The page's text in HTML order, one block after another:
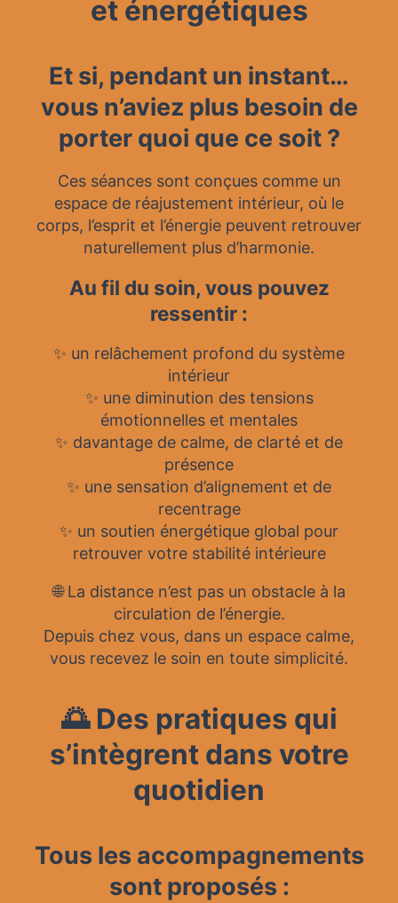
et énergétiques
Et si, pendant un instant…
vous n’aviez plus besoin de
porter quoi que ce soit ?
Ces séances sont conçues comme un
espace de réajustement intérieur, où le
corps, l’esprit et l’énergie peuvent retrouver
naturellement plus d’harmonie.
Au fil du soin, vous pouvez
ressentir :
✨ un relâchement profond du système
intérieur
✨ une diminution des tensions
émotionnelles et mentales
✨ davantage de calme, de clarté et de
présence
✨ une sensation d’alignement et de
recentrage
✨ un soutien énergétique global pour
retrouver votre stabilité intérieure
🌐 La distance n’est pas un obstacle à la
circulation de l’énergie.
Depuis chez vous, dans un espace calme,
vous recevez le soin en toute simplicité.
🌅 Des pratiques qui
s’intègrent dans votre
quotidien
Tous les accompagnements
sont proposés :